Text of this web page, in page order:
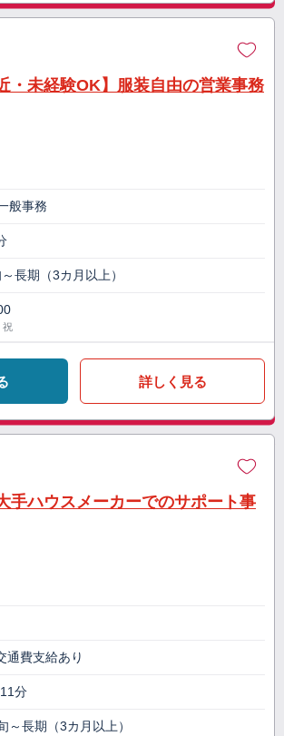
・未経験OK】服装自由の営業事務
般事務
長期（3カ月以上）
祝
詳しく見る
手ハウスメーカーでのサポート事
通費支給あり
分
～長期（3カ月以上）